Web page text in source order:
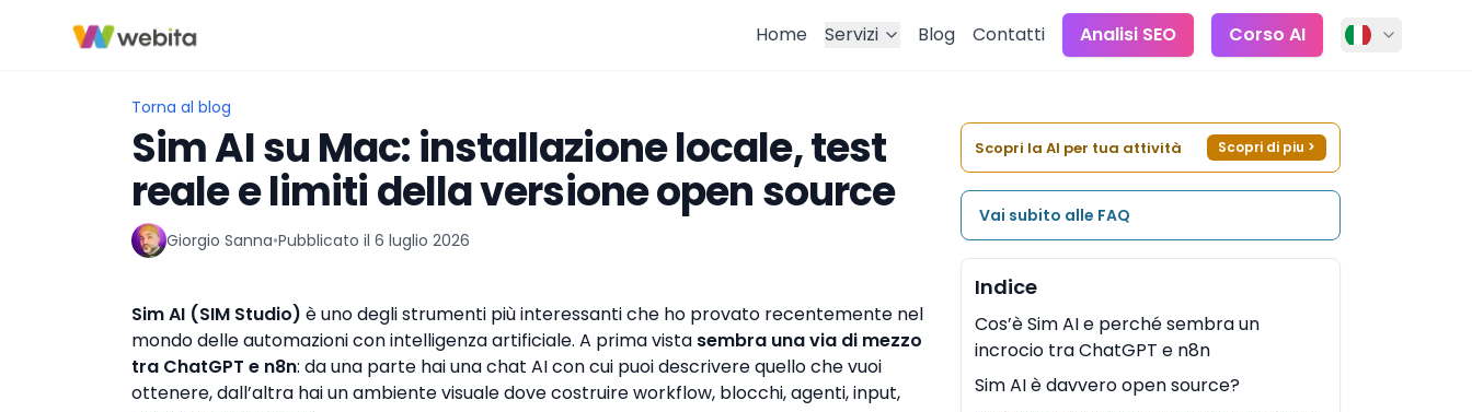
Home Servizi Blog Contatti Analisi SEO Corso AI
Torna al blog
Sim AI su Mac: installazione locale, test
reale e limiti della versione open source
Giorgio Sanna•Pubblicato il 6 luglio 2026
▶
Sim AI (SIM Studio) è uno degli strumenti più interessanti che ho provato recentemente nel
mondo delle automazioni con intelligenza artificiale. A prima vista sembra una via di mezzo
tra ChatGPT e n8n: da una parte hai una chat AI con cui puoi descrivere quello che vuoi
ottenere, dall’altra hai un ambiente visuale dove costruire workflow, blocchi, agenti, input,
Scopri la AI per tua attività Scopri di piu >
Vai subito alle FAQ
Indice
Cos’è Sim AI e perché sembra un
incrocio tra ChatGPT e n8n
Sim AI è davvero open source?